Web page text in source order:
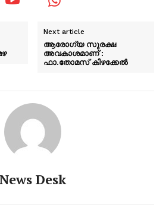
Next article
ആരോഗ്യ സുരക്ഷ
അവകാശമാണ് :
ഫാ.തോമസ് കിഴക്കേൽ
News Desk